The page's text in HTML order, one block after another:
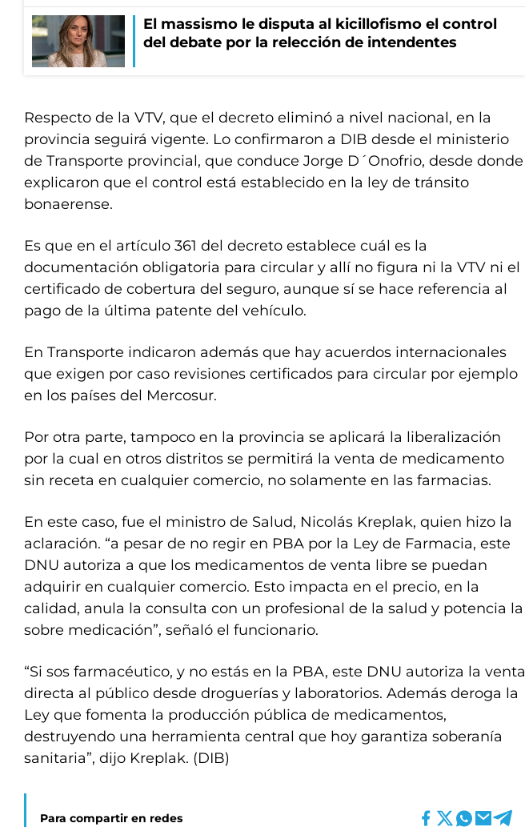
El massismo le disputa al kicillofismo el control
del debate por la relección de intendentes
Respecto de la VTV, que el decreto eliminó a nivel nacional, en la
provincia seguirá vigente. Lo confirmaron a DIB desde el ministerio
de Transporte provincial, que conduce Jorge D´Onofrio, desde donde
explicaron que el control está establecido en la ley de tránsito
bonaerense.
Es que en el artículo 361 del decreto establece cuál es la
documentación obligatoria para circular y allí no figura ni la VTV ni el
certificado de cobertura del seguro, aunque sí se hace referencia al
pago de la última patente del vehículo.
En Transporte indicaron además que hay acuerdos internacionales
que exigen por caso revisiones certificados para circular por ejemplo
en los países del Mercosur.
Por otra parte, tampoco en la provincia se aplicará la liberalización
por la cual en otros distritos se permitirá la venta de medicamento
sin receta en cualquier comercio, no solamente en las farmacias.
En este caso, fue el ministro de Salud, Nicolás Kreplak, quien hizo la
aclaración. “a pesar de no regir en PBA por la Ley de Farmacia, este
DNU autoriza a que los medicamentos de venta libre se puedan
adquirir en cualquier comercio. Esto impacta en el precio, en la
calidad, anula la consulta con un profesional de la salud y potencia la
sobre medicación”, señaló el funcionario.
“Si sos farmacéutico, y no estás en la PBA, este DNU autoriza la venta
directa al público desde droguerías y laboratorios. Además deroga la
Ley que fomenta la producción pública de medicamentos,
destruyendo una herramienta central que hoy garantiza soberanía
sanitaria”, dijo Kreplak. (DIB)
Para compartir en redes